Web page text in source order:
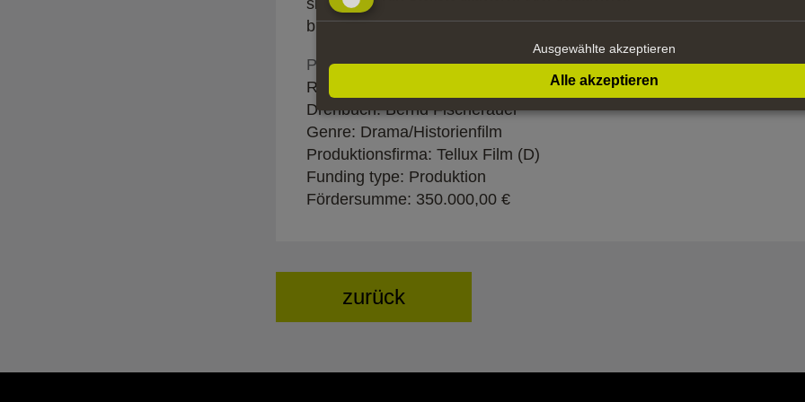
sie ein neues Leben beginnen kann, Voss, der seine Vergangenheit
braucht eine Mutter für seine Tochter.
Produktionsdetails
Regie: Bernd Fischerauer
Drehbuch: Bernd Fischerauer
Genre: Drama/Historienfilm
Produktionsfirma: Tellux Film (D)
Funding type: Produktion
Fördersumme: 350.000,00 €
zurück
Ausgewählte akzeptieren
Alle akzeptieren